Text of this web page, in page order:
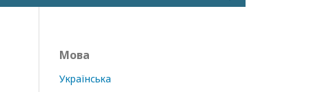
Мова
Українська